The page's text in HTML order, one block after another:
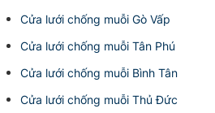
Cửa lưới chống muỗi Gò Vấp
Cửa lưới chống muỗi Tân Phú
Cửa lưới chống muỗi Bình Tân
Cửa lưới chống muỗi Thủ Đức